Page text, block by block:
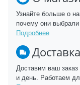
Узнайте больше о
почему они
Подробнее
Доставка
Доставим ваш
и день. Работаем